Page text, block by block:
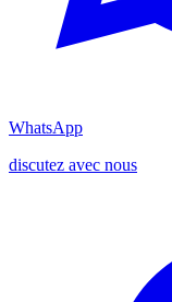
WhatsApp
discutez avec nous